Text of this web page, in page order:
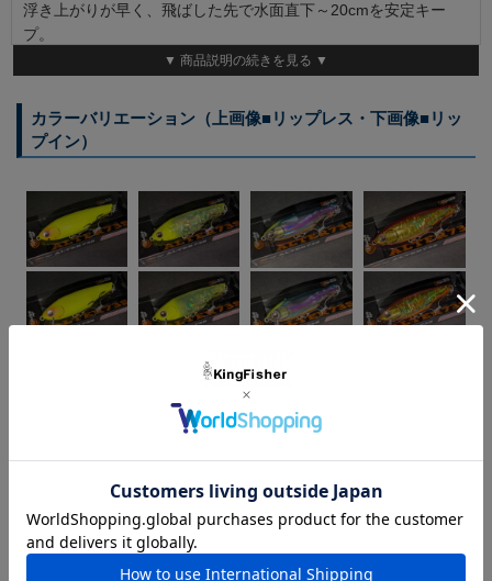
浮き上がりが早く、飛ばした先で水面直下～20cmを安定キー
プ。
流れの中でも、浮き上がらない。
流れが効いたエリアやダウンの釣りなど、通常のシンキングペン
シルでは浮き上がってしまう状況でも、一枚下のレンジをしっか
■アクション■
基本はケツ振り。
タダ巻きでは安定したスイングアクションを維持し、流れを受け
ると、一瞬のフラつきが入り、バイトを誘発。
本体サイズ 73mm/12.5g
▼ 商品説明の続きを見る ▼
カラーバリエーション（上画像■リップレス・下画像■リッ
プイン）
チャートミスト
ブルーシグナル
#005
パールローズブルー
#006
ネオンサイン
#007
スノーパープル
#008
ブルーバックミラー